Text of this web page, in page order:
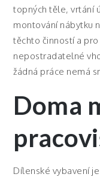
topných těle, vrtání
montování nábytku
těchto činností a
nepostradatelné
žádná práce nemá
Doma
Dílenské vybavení